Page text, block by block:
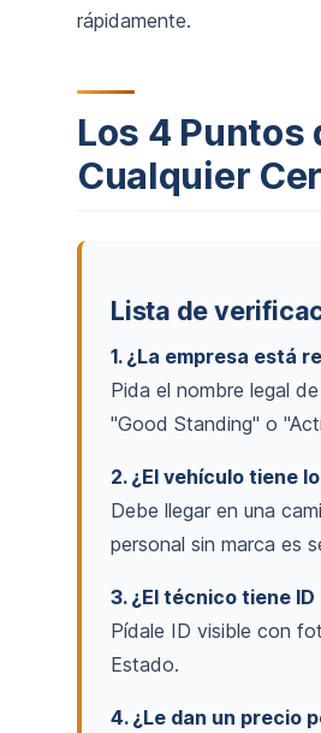
rápidamente.
Los 4 Puntos
Cualquier
Lista de
1. ¿La empresa está
Pida el nombre legal
"Good Standing" o
2. ¿El vehículo tiene
Debe llegar en una
personal sin marca es
3. ¿El técnico tiene
Pídale ID visible con
Estado.
4. ¿Le dan un precio